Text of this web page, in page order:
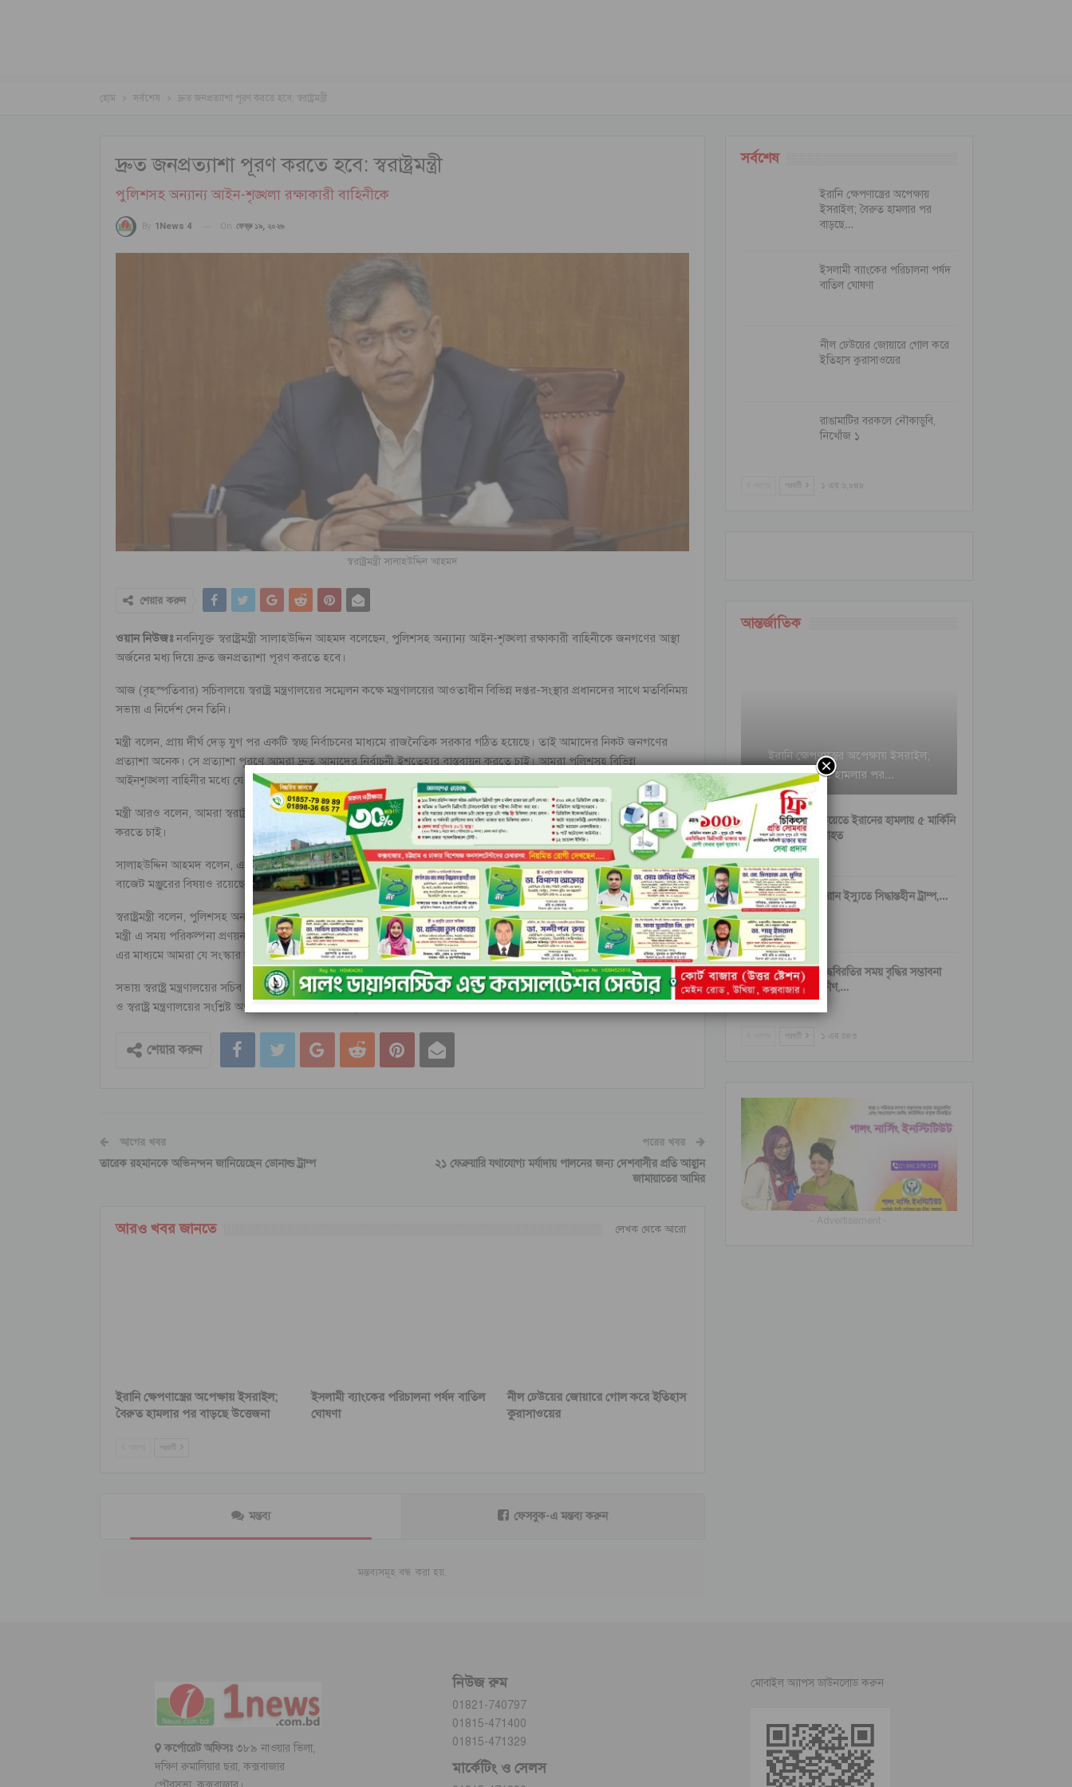
হোম সর্বশেষ দ্রুত জনপ্রত্যাশা পূরণ করতে হবে: স্বরাষ্ট্রমন্ত্রী
দ্রুত জনপ্রত্যাশা পূরণ করতে হবে: স্বরাষ্ট্রমন্ত্রী
পুলিশসহ অন্যান্য আইন-শৃঙ্খলা রক্ষাকারী বাহিনীকে
By 1News 4 On ফেব্রু ১৯, ২০২৬
স্বরাষ্ট্রমন্ত্রী সালাহউদ্দিন আহমদ
শেয়ার করুন
ওয়ান নিউজঃনবনিযুক্ত স্বরাষ্ট্রমন্ত্রী সালাহউদ্দিন আহমদ বলেছেন, পুলিশসহ অন্যান্য আইন-শৃঙ্খলা রক্ষাকারী বাহিনীকে জনগণের আস্থা
অর্জনের মধ্য দিয়ে দ্রুত জনপ্রত্যাশা পূরণ করতে হবে।
আজ (বৃহস্পতিবার) সচিবালয়ে স্বরাষ্ট্র মন্ত্রণালয়ের সম্মেলন কক্ষে মন্ত্রণালয়ের আওতাধীন বিভিন্ন দপ্তর-সংস্থার প্রধানদের সাথে মতবিনিময়
সভায় এ নির্দেশ দেন তিনি।
মন্ত্রী বলেন, প্রায় দীর্ঘ দেড় যুগ পর একটি স্বচ্ছ নির্বাচনের মাধ্যমে রাজনৈতিক সরকার গঠিত হয়েছে। তাই আমাদের নিকট জনগণের
প্রত্যাশা অনেক। সে প্রত্যাশা পূরণে আমরা দ্রুত আমাদের নির্বাচনী ইশতেহার বাস্তবায়ন করতে চাই। আমরা পুলিশসহ বিভিন্ন
আইনশৃঙ্খলা বাহিনীর মধ্যে যে জনপ্রত্যাশা অনুযায়ী গণতান্ত্রিক সংস্কার করতে চাই, প্রথমে তার অগ্রাধিকার নির্ধারণ করতে হবে।
মন্ত্রী আরও বলেন, আমরা স্বরাষ্ট্র মন্ত্রণালয়ের আওতাধীন প্রতিষ্ঠানগুলোর পুনর্গঠন ও নৈতিকতা উন্নতকরণের মাধ্যমে মানুষের আস্থা অর্জন
করতে চাই।
সালাহউদ্দিন আহমদ বলেন, এ লক্ষ্য অর্জনে আমাদের প্রয়োজনীয় জনবল নিয়োগ প্রদান করতে হবে। এখানে অর্থ মন্ত্রণালয় থেকে
বাজেট মঞ্জুরের বিষয়ও রয়েছে। নতুন জনবল নিয়োগের মাধ্যমে এবং সকলের সমন্বিত প্রচেষ্টায় আমরা লক্ষ্য অর্জন করতে চাই।
স্বরাষ্ট্রমন্ত্রী বলেন, পুলিশসহ অন্যান্য আইনশৃঙ্খলা রক্ষাকারী বাহিনীর যুগোপযোগী উন্নয়নে আমাদের একটি সঠিক পরিকল্পনা দরকার।
মন্ত্রী এ সময় পরিকল্পনা প্রণয়ন ও বাস্তবায়নে বিভিন্ন দপ্তর-সংস্থার প্রধানদের পরামর্শ ও সুপারিশমালা তৈরির নির্দেশ দেন। মন্ত্রী বলেন,
এর মাধ্যমে আমরা যে সংস্কার করতে চাই, তার অগ্রাধিকার নির্ধারণ করা হবে।
সভায় স্বরাষ্ট্র মন্ত্রণালয়ের সচিব (রুটিন দায়িত্ব) মো. দেলোয়ার হোসেন, আইজিপি বাহারুল আলম বিপিএমসহ বিভিন্ন দপ্তর-সংস্থার প্রধান
ও স্বরাষ্ট্র মন্ত্রণালয়ের সংশ্লিষ্ট অণুবিভাগের প্রধানগণ উপস্থিত ছিলেন।
শেয়ার করুন
আগের খবর
তারেক রহমানকে অভিনন্দন জানিয়েছেন ডোনাল্ড ট্রাম্প
পরের খবর
২১ ফেব্রুয়ারি যথাযোগ্য মর্যাদায় পালনের জন্য দেশবাসীর প্রতি আহ্বান
জামায়াতের আমির
আরও খবর জানতে লেখক থেকে আরো
ইরানি ক্ষেপণাস্ত্রের অপেক্ষায় ইসরাইল;
বৈরুত হামলার পর বাড়ছে উত্তেজনা
ইসলামী ব্যাংকের পরিচালনা পর্ষদ বাতিল
ঘোষণা
নীল ঢেউয়ের জোয়ারে গোল করে ইতিহাস
কুরাসাওয়ের
পরবর্তী
মন্তব্য ফেসবুক-এ মন্তব্য করুন
মন্তব্যসমূহ বন্ধ করা হয়.
সর্বশেষ
ইরানি ক্ষেপণাস্ত্রের অপেক্ষায়
ইসরাইল; বৈরুত হামলার পর
বাড়ছে…
ইসলামী ব্যাংকের পরিচালনা পর্ষদ
বাতিল ঘোষণা
নীল ঢেউয়ের জোয়ারে গোল করে
ইতিহাস কুরাসাওয়ের
রাঙামাটির বরকলে নৌকাডুবি,
নিখোঁজ ১
পরবর্তী ১ এর ৬,৮৪৮
আন্তর্জাতিক
ইরানি ক্ষেপণাস্ত্রের অপেক্ষায় ইসরাইল;
বৈরুত হামলার পর…
কুয়েতে ইরানের হামলায় ৫ মার্কিনি
আহত
ইরান ইস্যুতে সিদ্ধান্তহীন ট্রাম্প,…
যুদ্ধবিরতির সময় বৃদ্ধির সম্ভাবনা
ক্ষীণ,…
পরবর্তী ১ এর ৫৪৩
কর্পোরেট অফিসঃ ৩৮৯ নাওয়ার ভিলা,
দক্ষিণ রুমালিয়ার ছরা, কক্সবাজার
নিউজ রুম
01821-740797
01815-471400
01815-471329
মার্কেটিং ও সেলস
মোবাইল অ্যাপস ডাউনলোড করুন